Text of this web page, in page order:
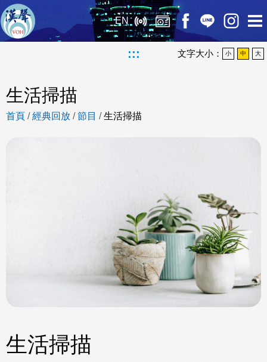
EN
::: 文字大小： 小 中 大
生活掃描
首頁 /經典回放 /節目 /生活掃描
生活掃描